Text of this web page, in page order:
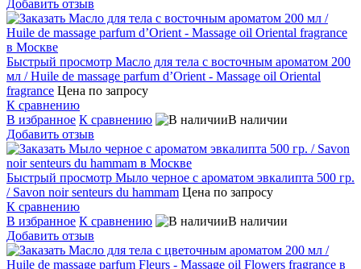
Добавить отзыв
Быстрый просмотр Масло для тела с восточным ароматом 200
мл / Huile de massage parfum d’Orient - Massage oil Oriental
fragrance Цена по запросу
К сравнению
В избранное К сравнению
В наличии
Добавить отзыв
Быстрый просмотр Мыло черное с ароматом эвкалипта 500 гр.
/ Savon noir senteurs du hammam Цена по запросу
К сравнению
В избранное К сравнению
В наличии
Добавить отзыв